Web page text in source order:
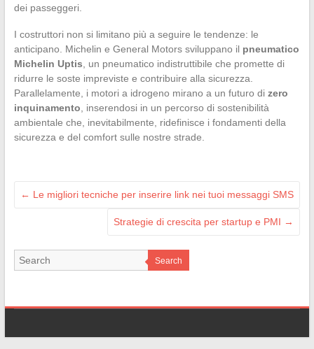
dei passeggeri.
I costruttori non si limitano più a seguire le tendenze: le
anticipano. Michelin e General Motors sviluppano il pneumatico
Michelin Uptis, un pneumatico indistruttibile che promette di
ridurre le soste impreviste e contribuire alla sicurezza.
Parallelamente, i motori a idrogeno mirano a un futuro di zero
inquinamento, inserendosi in un percorso di sostenibilità
ambientale che, inevitabilmente, ridefinisce i fondamenti della
sicurezza e del comfort sulle nostre strade.
← Le migliori tecniche per inserire link nei tuoi messaggi SMS
Strategie di crescita per startup e PMI →
Search